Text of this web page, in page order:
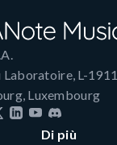
Laboratoire, L-1911
Luxembourg
Di più